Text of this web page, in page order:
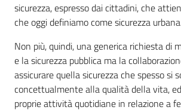
sicurezza, espresso dai cittadini, che
che oggi definiamo come sicurezza
Non più, quindi, una generica richiesta di
e la sicurezza pubblica ma la
assicurare quella sicurezza che spesso si
concettualmente alla qualità della vita,
proprie attività quotidiane in relazione a